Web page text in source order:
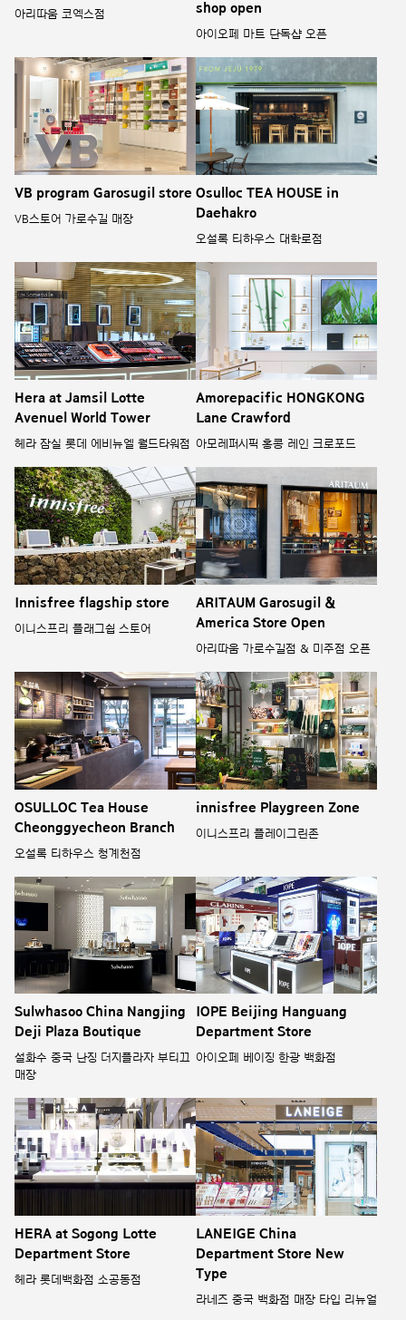
아리따움 코엑스점
shop open
아이오페 마트 단독샵 오픈
VB program Garosugil store
VB스토어 가로수길 매장
Osulloc TEA HOUSE in
Daehakro
오설록 티하우스 대학로점
Hera at Jamsil Lotte
Avenuel World Tower
헤라 잠실 롯데 에비뉴엘 월드타워점
Amorepacific HONGKONG
Lane Crawford
아모레퍼시픽 홍콩 레인 크로포드
Innisfree flagship store
이니스프리 플래그쉽 스토어
ARITAUM Garosugil &
America Store Open
아리따움 가로수길점 & 미주점 오픈
OSULLOC Tea House
Cheonggyecheon Branch
오설록 티하우스 청계천점
innisfree Playgreen Zone
이니스프리 플레이그린존
Sulwhasoo China Nangjing
Deji Plaza Boutique
설화수 중국 난징 더지플라자 부티끄
매장
IOPE Beijing Hanguang
Department Store
아이오페 베이징 한광 백화점
HERA at Sogong Lotte
Department Store
헤라 롯데백화점 소공동점
LANEIGE China
Department Store New
Type
라네즈 중국 백화점 매장 타입 리뉴얼